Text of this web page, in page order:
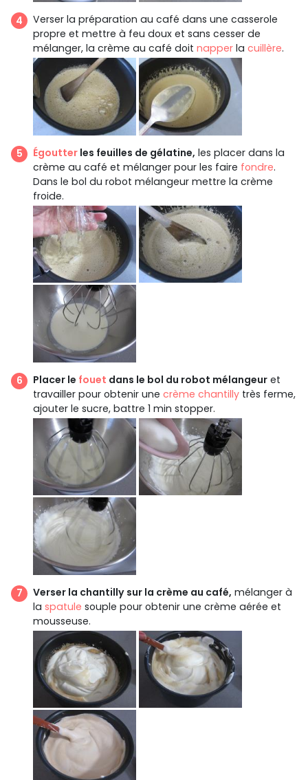
Verser la préparation au café dans une casserole
propre et mettre à feu doux et sans cesser de
mélanger, la crème au café doit napper la cuillère.
Égoutter les feuilles de gélatine, les placer dans la
crème au café et mélanger pour les faire fondre.
Dans le bol du robot mélangeur mettre la crème
froide.
Placer le fouet dans le bol du robot mélangeur et
travailler pour obtenir une crème chantilly très ferme,
ajouter le sucre, battre 1 min stopper.
Verser la chantilly sur la crème au café, mélanger à
la spatule souple pour obtenir une crème aérée et
mousseuse.